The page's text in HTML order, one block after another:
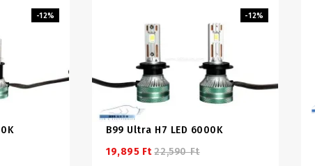
-12% -12%
B99 Ultra H7 LED 6000K
19,895 Ft 22,590 Ft